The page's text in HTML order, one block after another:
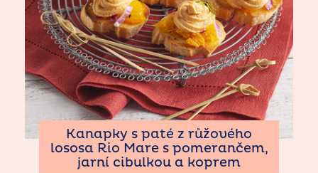
Kanapky s paté z růžového
lososa Rio Mare s pomerančem,
jarní cibulkou a koprem